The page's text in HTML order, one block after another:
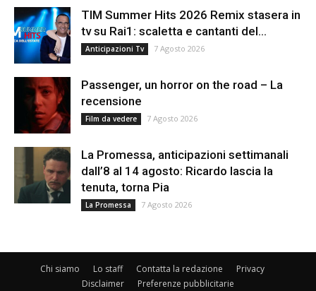
TIM Summer Hits 2026 Remix stasera in
tv su Rai1: scaletta e cantanti del...
Anticipazioni Tv 7 Agosto 2026
Passenger, un horror on the road – La
recensione
Film da vedere 7 Agosto 2026
La Promessa, anticipazioni settimanali
dall’8 al 14 agosto: Ricardo lascia la
tenuta, torna Pia
La Promessa 7 Agosto 2026
Chi siamo Lo staff Contatta la redazione
Privacy
Disclaimer
Preferenze pubblicitarie